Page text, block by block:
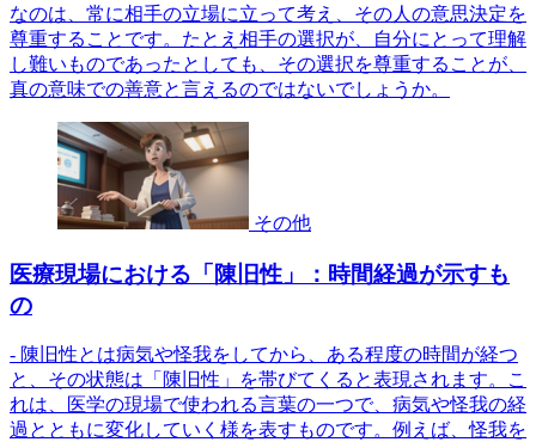
なのは、常に相手の立場に立って考え、その人の意思決定を
尊重することです。たとえ相手の選択が、自分にとって理解
し難いものであったとしても、その選択を尊重することが、
真の意味での善意と言えるのではないでしょうか。
その他
医療現場における「陳旧性」：時間経過が示すも
の
- 陳旧性とは病気や怪我をしてから、ある程度の時間が経つ
と、その状態は「陳旧性」を帯びてくると表現されます。こ
れは、医学の現場で使われる言葉の一つで、病気や怪我の経
過とともに変化していく様を表すものです。例えば、怪我を